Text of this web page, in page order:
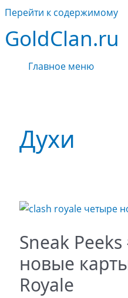
Перейти к содержимому
GoldClan.ru
Главное меню
Духи
Sneak
новые
Royale